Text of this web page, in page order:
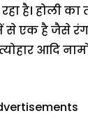
है। होली का
से एक है जैसे
आदि